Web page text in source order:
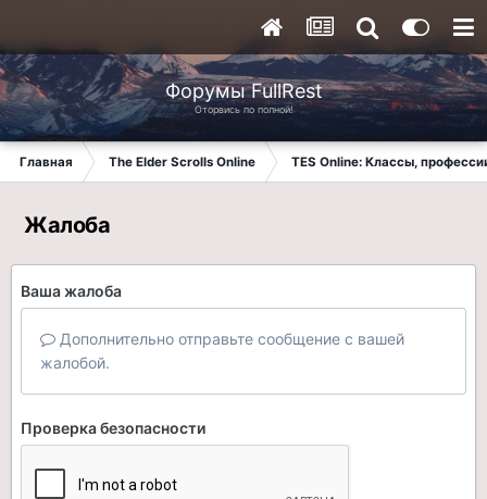
Форумы FullRest
Оторвись по полной!
Главная The Elder Scrolls Online TES Online: Классы,
Жалоба
Ваша жалоба
Дополнительно отправьте сообщение с вашей
жалобой.
Проверка безопасности